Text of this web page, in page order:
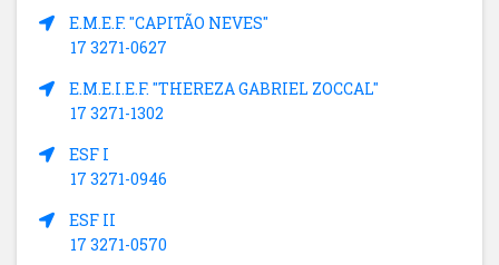
E.M.E.F. "CAPITÃO NEVES"
17 3271-0627
E.M.E.I.E.F. "THEREZA GABRIEL ZOCCAL"
17 3271-1302
ESF I
17 3271-0946
ESF II
17 3271-0570